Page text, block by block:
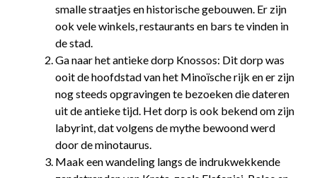
smalle straatjes en historische gebouwen. Er zijn
ook vele winkels, restaurants en bars te vinden in
de stad.
Ga naar het antieke dorp Knossos: Dit dorp was
ooit de hoofdstad van het Minoïsche rijk en er zijn
nog steeds opgravingen te bezoeken die dateren
uit de antieke tijd. Het dorp is ook bekend om zijn
labyrint, dat volgens de mythe bewoond werd
door de minotaurus.
Maak een wandeling langs de indrukwekkende